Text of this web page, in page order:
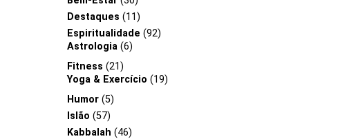
Destaques (11)
Espiritualidade (92)
Astrologia (6)
Fitness (21)
Yoga & Exercício (19)
Humor (5)
Islão (57)
Kabbalah (46)